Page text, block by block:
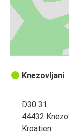
Knezovljani
D30 31
44432
Kroatien